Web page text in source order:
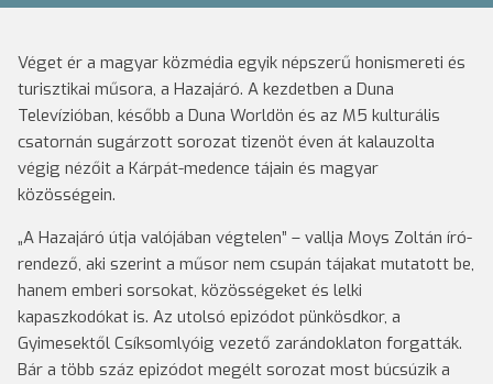
Véget ér a magyar közmédia egyik népszerű honismereti és
turisztikai műsora, a Hazajáró. A kezdetben a Duna
Televízióban, később a Duna Worldön és az M5 kulturális
csatornán sugárzott sorozat tizenöt éven át kalauzolta
végig nézőit a Kárpát-medence tájain és magyar
közösségein.
„A Hazajáró útja valójában végtelen” – vallja Moys Zoltán író-
rendező, aki szerint a műsor nem csupán tájakat mutatott be,
hanem emberi sorsokat, közösségeket és lelki
kapaszkodókat is. Az utolsó epizódot pünkösdkor, a
Gyimesektől Csíksomlyóig vezető zarándoklaton forgatták.
Bár a több száz epizódot megélt sorozat most búcsúzik a